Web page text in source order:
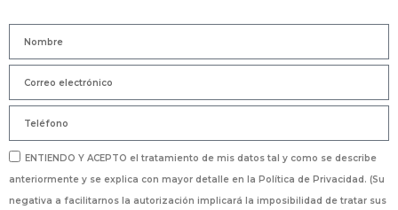
ENTIENDO Y ACEPTO el tratamiento de mis datos tal y como se describe
anteriormente y se explica con mayor detalle en la Política de Privacidad. (Su
negativa a facilitarnos la autorización implicará la imposibilidad de tratar sus